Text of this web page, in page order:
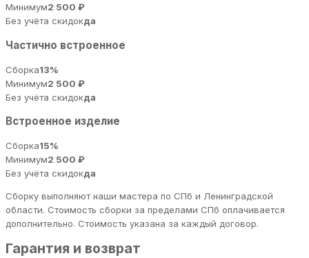
Минимум2 500 ₽
Без учёта скидокда
Частично встроенное
Сборка13%
Минимум2 500 ₽
Без учёта скидокда
Встроенное изделие
Сборка15%
Минимум2 500 ₽
Без учёта скидокда
Сборку выполняют наши мастера по СПб и Ленинградской
области. Стоимость сборки за пределами СПб оплачивается
дополнительно. Стоимость указана за каждый договор.
Гарантия и возврат